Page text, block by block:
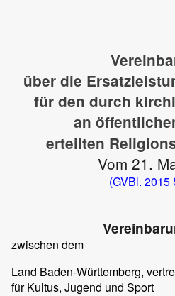
über die
für den durch
an
erteilten
Vom 21.
(GVBl. 2015
zwischen dem
Land Baden-Württemberg,
für Kultus, Jugend und Sport